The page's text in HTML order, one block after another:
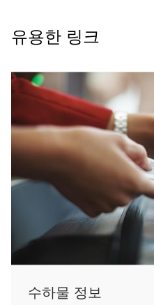
유용한 링크
수하물 정보